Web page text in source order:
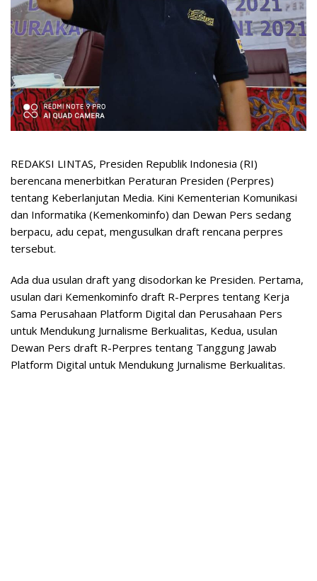
REDAKSI LINTAS, Presiden Republik Indonesia (RI)
berencana menerbitkan Peraturan Presiden (Perpres)
tentang Keberlanjutan Media. Kini Kementerian Komunikasi
dan Informatika (Kemenkominfo) dan Dewan Pers sedang
berpacu, adu cepat, mengusulkan draft rencana perpres
tersebut.
Ada dua usulan draft yang disodorkan ke Presiden. Pertama,
usulan dari Kemenkominfo draft R-Perpres tentang Kerja
Sama Perusahaan Platform Digital dan Perusahaan Pers
untuk Mendukung Jurnalisme Berkualitas, Kedua, usulan
Dewan Pers draft R-Perpres tentang Tanggung Jawab
Platform Digital untuk Mendukung Jurnalisme Berkualitas.